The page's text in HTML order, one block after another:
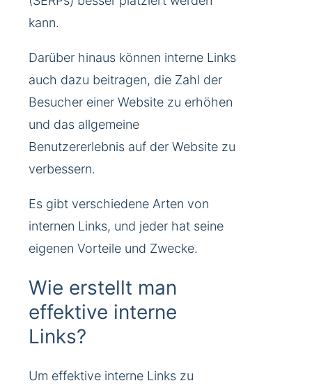
kann.
Darüber hinaus können interne Links
auch dazu beitragen, die Zahl der
Besucher einer Website zu erhöhen
und das allgemeine
Benutzererlebnis auf der Website zu
verbessern.
Es gibt verschiedene Arten von
internen Links, und jeder hat seine
eigenen Vorteile und Zwecke.
Wie erstellt man
effektive interne
Links?
Um effektive interne Links zu